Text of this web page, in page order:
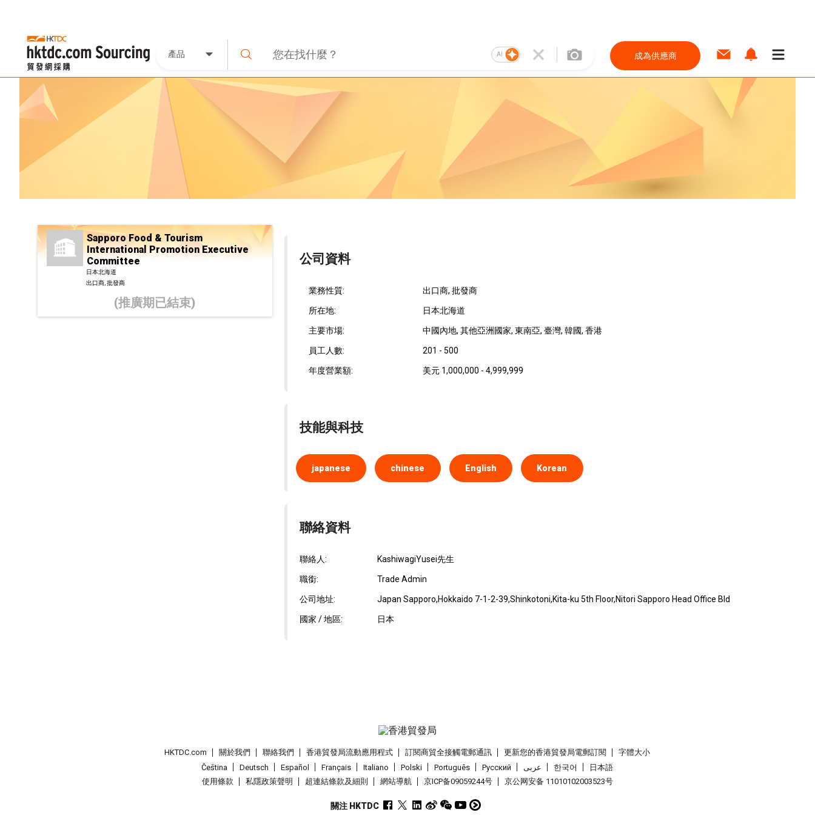
產品 AI 成為供應商
Sapporo Food & Tourism
International Promotion Executive
Committee
日本北海道
出口商, 批發商
(推廣期已結束)
公司資料
業務性質: 出口商, 批發商
所在地: 日本北海道
主要市場: 中國內地, 其他亞洲國家, 東南亞, 臺灣, 韓國, 香港
員工人數: 201 - 500
年度營業額: 美元 1,000,000 - 4,999,999
技能與科技
japanese chinese English Korean
聯絡資料
聯絡人: KashiwagiYusei先生
職銜: Trade Admin
公司地址: Japan Sapporo,Hokkaido 7-1-2-39,Shinkotoni,Kita-ku 5th Floor,Nitori Sapporo Head Office Bld
國家 / 地區: 日本
HKTDC.com 關於我們 聯絡我們 香港貿發局流動應用程式 訂閱商貿全接觸電郵通訊 更新您的香港貿發局電郵訂閱
字體大小
Čeština
Deutsch Español Français Italiano Polski Português Pусский عربى 한국어
日本語
使用條款
私隱政策聲明 超連結條款及細則 網站導航 京ICP备09059244号 京公网安备 11010102003523号
關注 HKTDC